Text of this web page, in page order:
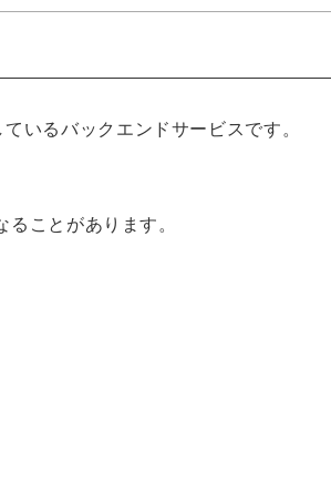
いるバックエンドサービスです。
ことがあります。